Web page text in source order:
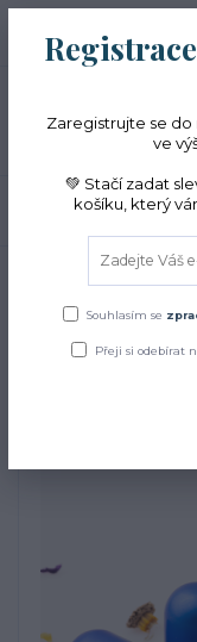
(Po-Pá, 10-16 hod.)
Úvod
Zaregistrujte se do
ve
💚 Stačí zadat
košíku, který
Souhlasím se
Přeji si odebírat